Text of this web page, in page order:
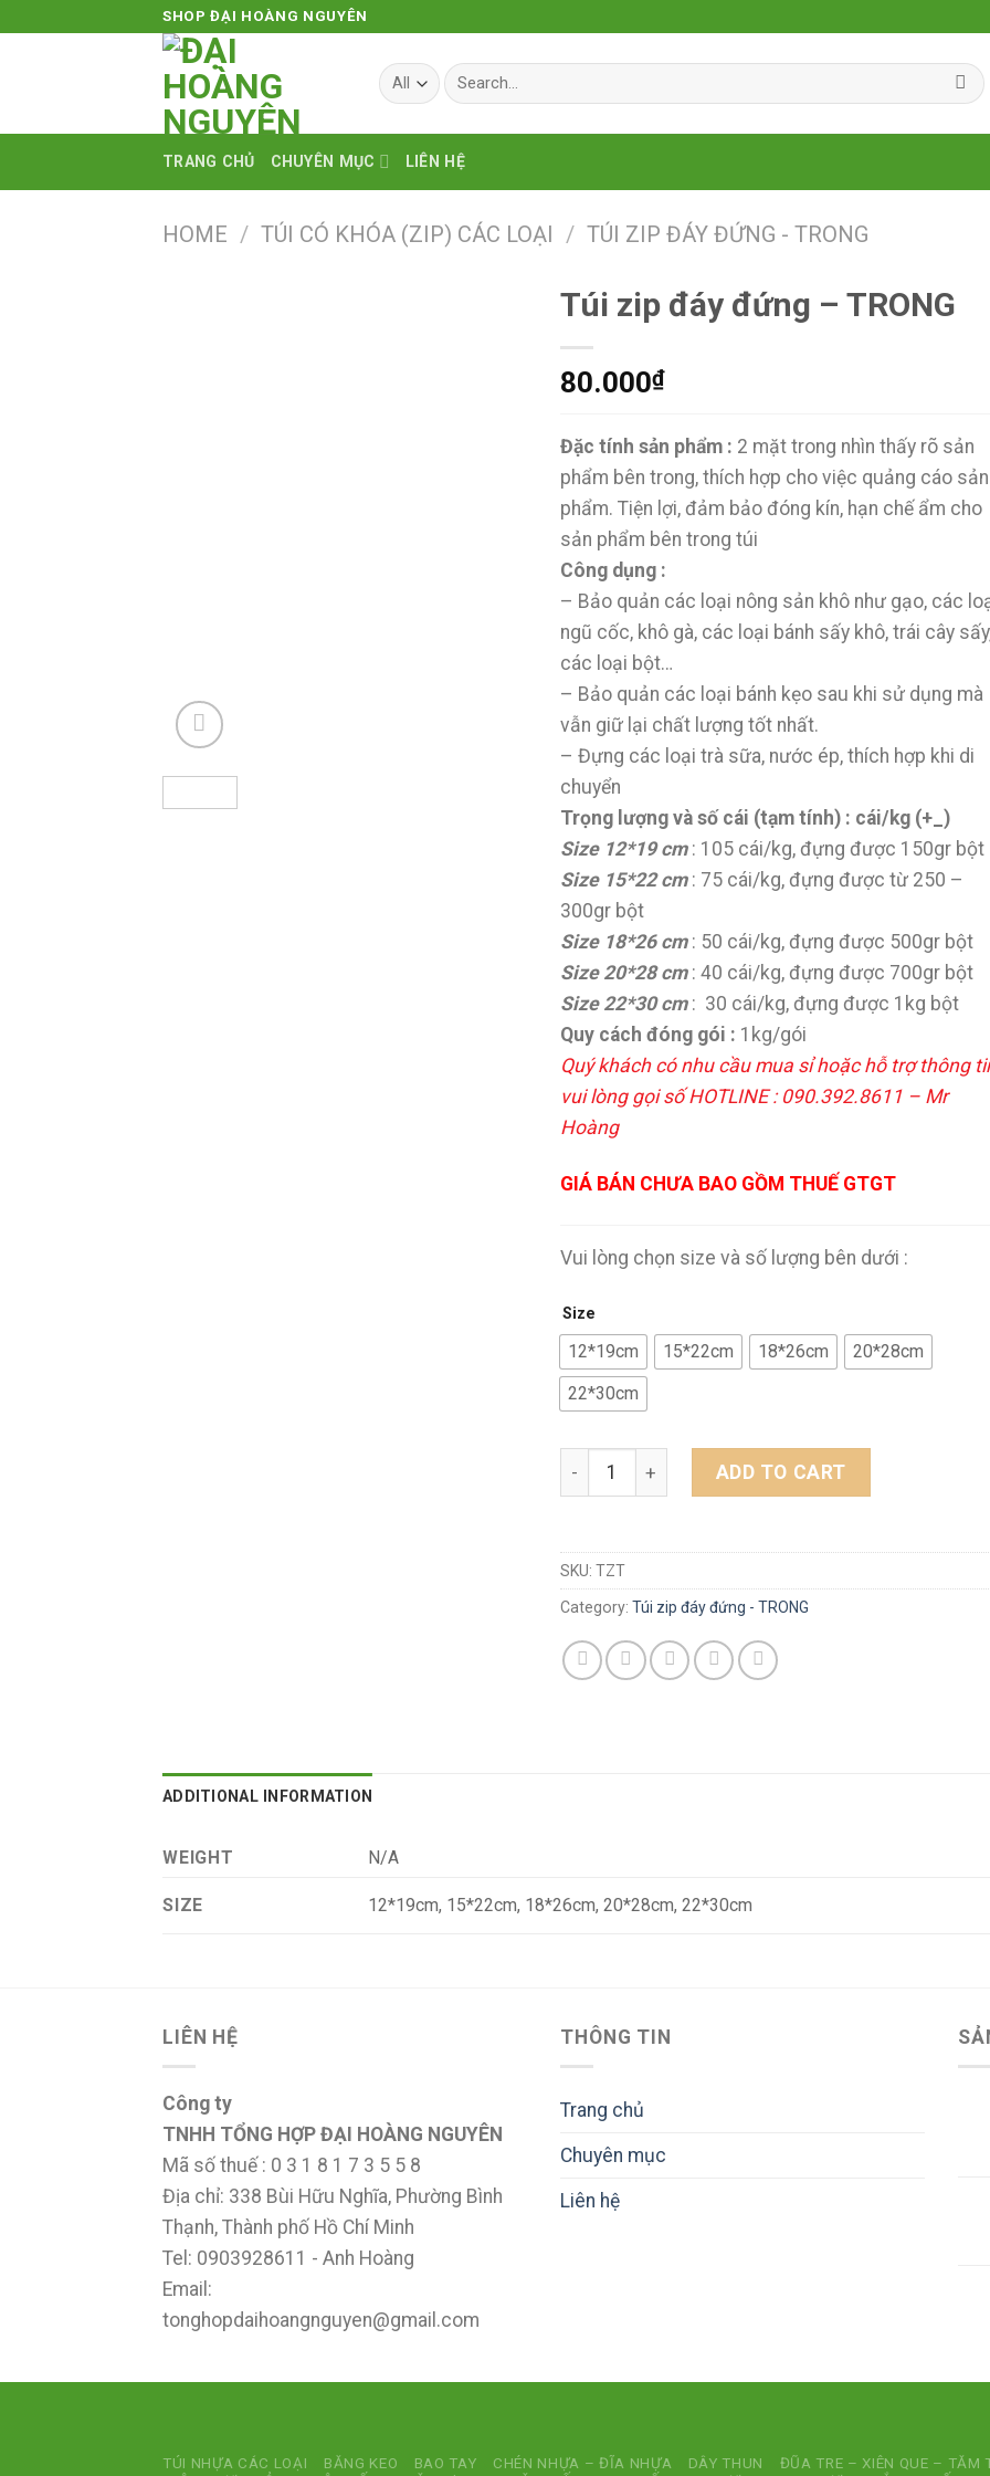
SHOP ĐẠI HOÀNG NGUYÊN
Search
for:
TRANG CHỦ CHUYÊN MỤC LIÊN HỆ
HOME / TÚI CÓ KHÓA (ZIP) CÁC LOẠI / TÚI ZIP ĐÁY ĐỨNG - TRONG
Túi zip đáy đứng – TRONG
80.000₫
Đặc tính sản phẩm : 2 mặt trong nhìn thấy rõ sản
phẩm bên trong, thích hợp cho việc quảng cáo sản
phẩm. Tiện lợi, đảm bảo đóng kín, hạn chế ẩm cho
sản phẩm bên trong túi
Công dụng :
– Bảo quản các loại nông sản khô như gạo, các
ngũ cốc, khô gà, các loại bánh sấy khô, trái cây
các loại bột…
– Bảo quản các loại bánh kẹo sau khi sử dụng mà
vẫn giữ lại chất lượng tốt nhất.
– Đựng các loại trà sữa, nước ép, thích hợp khi di
chuyển
Trọng lượng và số cái (tạm tính) : cái/kg (+_)
Size 12*19 cm: 105 cái/kg, đựng được 150gr bột
Size 15*22 cm: 75 cái/kg, đựng được từ 250 –
300gr bột
Size 18*26 cm: 50 cái/kg, đựng được 500gr bột
Size 20*28 cm : 40 cái/kg, đựng được 700gr bột
Size 22*30 cm : 30 cái/kg, đựng được 1kg bột
Quy cách đóng gói : 1kg/gói
Quý khách có nhu cầu mua sỉ hoặc hỗ trợ thông
vui lòng gọi sốHOTLINE : 090.392.8611 – Mr
Hoàng
GIÁ BÁN CHƯA BAO GỒM THUẾ GTGT
Vui lòng chọn size và số lượng bên dưới :
Size
12*19cm 15*22cm 18*26cm
20*28cm
22*30cm
Túi zip đáy đứng - TRONG quantity
ADD TO CART
SKU: TZT
Category: Túi zip đáy đứng - TRONG
ADDITIONAL INFORMATION
WEIGHT N/A
SIZE 12*19cm, 15*22cm, 18*26cm, 20*28cm, 22*30cm
LIÊN HỆ
Công ty
TNHH TỔNG HỢP ĐẠI HOÀNG NGUYÊN
Mã số thuế : 0 3 1 8 1 7 3 5 5 8
Địa chỉ: 338 Bùi Hữu Nghĩa, Phường Bình
Thạnh, Thành phố Hồ Chí Minh
Tel: 0903928611 - Anh Hoàng
Email:
tonghopdaihoangnguyen@gmail.com
THÔNG TIN
Trang chủ
Chuyên mục
Liên hệ
TÚI NHỰA CÁC LOẠI BĂNG KEO BAO TAY CHÉN NHỰA – ĐĨA NHỰA DÂY THUN
ĐŨA TRE – XIÊN QUE – TĂM